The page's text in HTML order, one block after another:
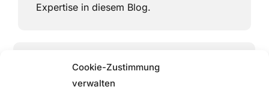
Cookie-Zustimmung
verwalten
Expertise in diesem Blog.
Related Posts